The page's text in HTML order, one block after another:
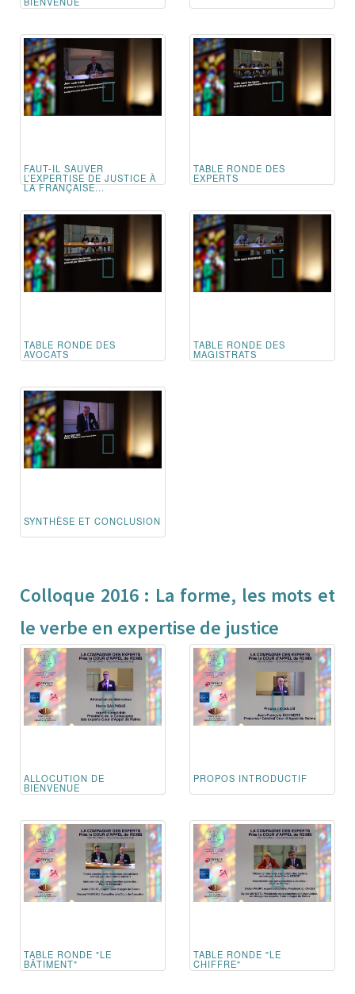
FAUT-IL SAUVER
L’EXPERTISE DE JUSTICE À
LA FRANÇAISE...
TABLE RONDE DES
EXPERTS
TABLE RONDE DES
AVOCATS
TABLE RONDE DES
MAGISTRATS
SYNTHÈSE ET CONCLUSION
Colloque 2016 : La forme, les mots et
le verbe en expertise de justice
ALLOCUTION DE
BIENVENUE
PROPOS INTRODUCTIF
TABLE RONDE "LE
BÂTIMENT"
TABLE RONDE "LE
CHIFFRE"